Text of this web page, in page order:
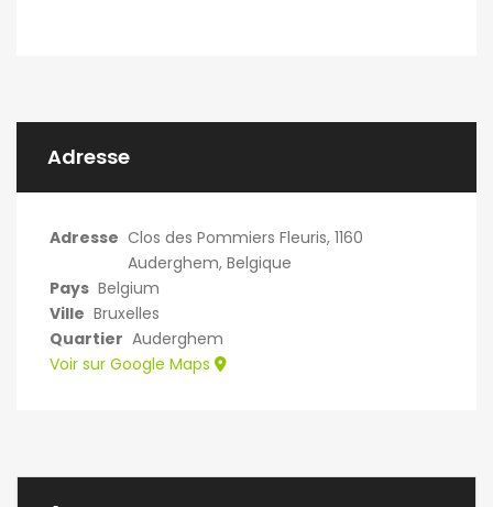
Adresse
Adresse Clos des Pommiers Fleuris, 1160
Auderghem, Belgique
Pays Belgium
Ville Bruxelles
Quartier Auderghem
Voir sur Google Maps